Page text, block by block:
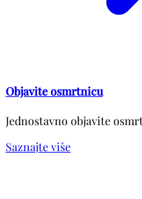
Objavite osmrtnicu
Jednostavno objavite
Saznajte više